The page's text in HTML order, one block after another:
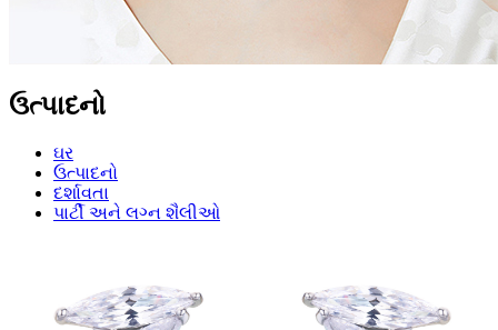
ઉત્પાદનો
ઘર
ઉત્પાદનો
દર્શાવતા
પાર્ટી અને લગ્ન શૈલીઓ